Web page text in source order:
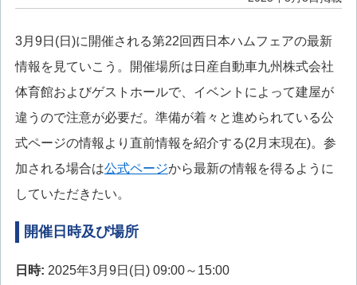
3月9日(日)に開催される第22回西日本ハムフェアの最新
情報を見ていこう。開催場所は日産自動車九州株式会社
体育館およびゲストホールで、イベントによって建屋が
違うので注意が必要だ。準備が着々と進められている公
式ページの情報より直前情報を紹介する(2月末現在)。参
加される場合は公式ページから最新の情報を得るように
していただきたい。
開催日時及び場所
日時: 2025年3月9日(日) 09:00～15:00